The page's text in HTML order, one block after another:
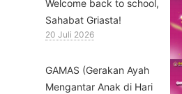
Welcome back to school,
Sahabat Griasta!
20 Juli 2026
GAMAS (Gerakan Ayah
Mengantar Anak di Hari